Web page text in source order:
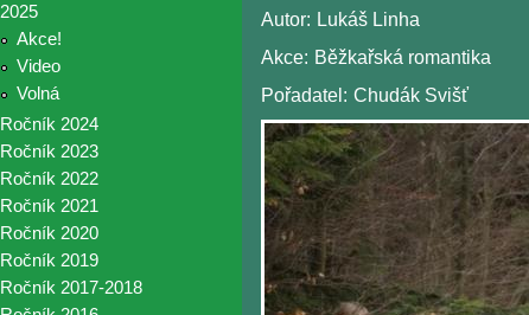
2025
Akce!
Video
Volná
Ročník 2024
Ročník 2023
Ročník 2022
Ročník 2021
Ročník 2020
Ročník 2019
Ročník 2017-2018
Autor: Lukáš Linha
Akce: Běžkařská romantika
Pořadatel: Chudák Svišť